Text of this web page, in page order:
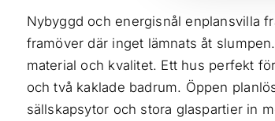
Nybyggd och energisnål enplansvilla
framöver där inget lämnats åt
material och kvalitet. Ett hus perfekt
och två kaklade badrum. Öppen
sällskapsytor och stora glaspartier in